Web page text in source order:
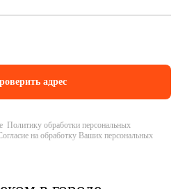
обработки персональных
на обработку Ваших персональных